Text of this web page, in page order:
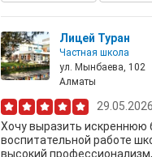
Лицей Туран
Частная школа
ул. Мынбаева, 102
Алматы
29.05.2026
Хочу выразить искреннюю
воспитательной работе
высокий